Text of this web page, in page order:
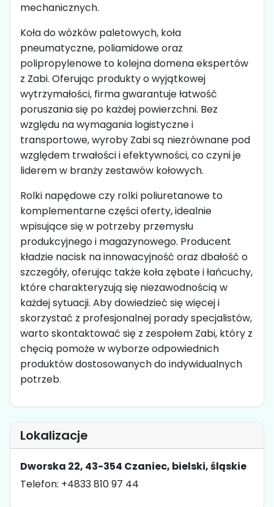
mechanicznych.
Koła do wózków paletowych, koła
pneumatyczne, poliamidowe oraz
polipropylenowe to kolejna domena ekspertów
z Zabi. Oferując produkty o wyjątkowej
wytrzymałości, firma gwarantuje łatwość
poruszania się po każdej powierzchni. Bez
względu na wymagania logistyczne i
transportowe, wyroby Zabi są niezrównane pod
względem trwałości i efektywności, co czyni je
liderem w branży zestawów kołowych.
Rolki napędowe czy rolki poliuretanowe to
komplementarne części oferty, idealnie
wpisujące się w potrzeby przemysłu
produkcyjnego i magazynowego. Producent
kładzie nacisk na innowacyjność oraz dbałość o
szczegóły, oferując także koła zębate i łańcuchy,
które charakteryzują się niezawodnością w
każdej sytuacji. Aby dowiedzieć się więcej i
skorzystać z profesjonalnej porady specjalistów,
warto skontaktować się z zespołem Zabi, który z
chęcią pomoże w wyborze odpowiednich
produktów dostosowanych do indywidualnych
potrzeb.
Lokalizacje
Dworska 22, 43-354 Czaniec, bielski, śląskie
Telefon: +4833 810 97 44